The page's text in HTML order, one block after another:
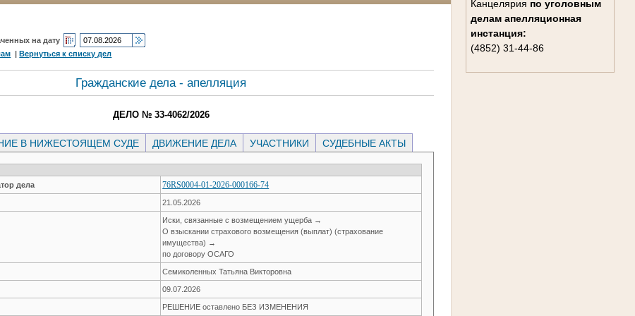
Канцелярия по уголовным
делам апелляционная
инстанция:
(4852) 31-44-86
на дату
|Вернуться к списку дел
Гражданские дела - апелляция
ДЕЛО № 33-4062/2026
В НИЖЕСТОЯЩЕМ СУДЕ ДВИЖЕНИЕ ДЕЛА УЧАСТНИКИ СУДЕБНЫЕ АКТЫ
дела
76RS0004-01-2026-000166-74
21.05.2026
Иски, связанные с возмещением ущерба →
О взыскании страхового возмещения (выплат) (страхование
имущества) →
по договору ОСАГО
Семиколенных Татьяна Викторовна
09.07.2026
РЕШЕНИЕ оставлено БЕЗ ИЗМЕНЕНИЯ